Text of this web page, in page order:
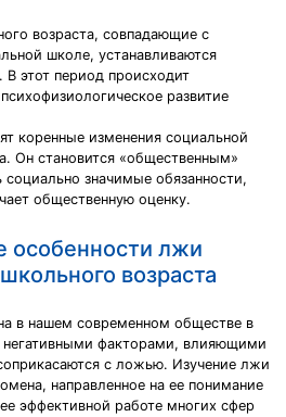
возраста, совпадающие с
школе, устанавливаются
этот период происходит
развитие
коренные изменения социальной
Он становится «общественным»
значимые обязанности,
общественную оценку.
особенности лжи
возраста
в нашем современном обществе в
негативными факторами, влияющими
с ложью. Изучение лжи
направленное на ее понимание
эффективной работе многих сфер